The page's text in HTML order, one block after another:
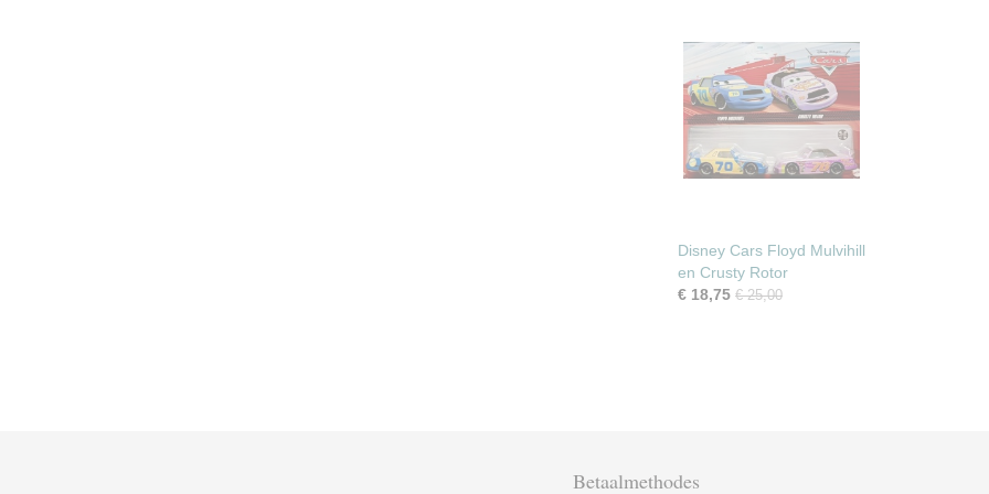
Disney Cars Floyd Mulvihill
en Crusty Rotor
€ 18,75 € 25,00
Betaalmethodes